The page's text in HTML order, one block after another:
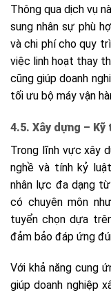
Thông qua dịch vụ
sung nhân sự phù
và chi phí cho quy
việc linh hoạt thay
cũng giúp doanh
tối ưu bộ máy vận
4.5. Xây dựng – Kỹ
Trong lĩnh vực xây
nghề và tính kỷ
nhân lực đa dạng
có chuyên môn
tuyển chọn dựa
đảm bảo đáp ứng
Với khả năng cung
giúp doanh nghiệp